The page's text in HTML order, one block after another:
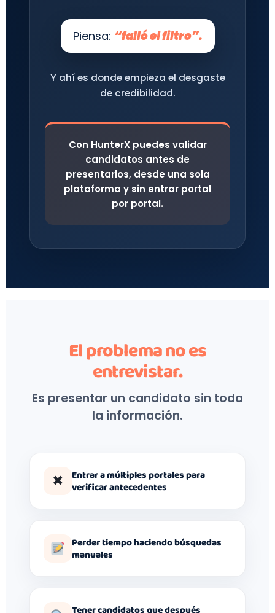
Piensa: “falló el filtro”.
Y ahí es donde empieza el desgaste
de credibilidad.
Con HunterX puedes validar
candidatos antes de
presentarlos, desde una sola
plataforma y sin entrar portal
por portal.
El problema no es
entrevistar.
Es presentar un candidato sin toda
la información.
✖
Entrar a múltiples portales para
verificar antecedentes
Perder tiempo haciendo búsquedas
manuales
Tener candidatos que después